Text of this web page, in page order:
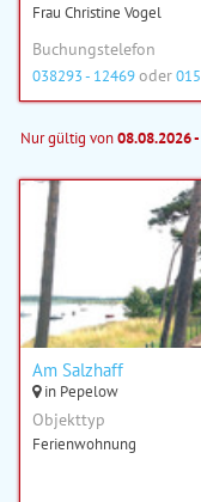
Frau Christine Vogel
Buchungstelefon
038293 - 12469oder
Nur gültig von08.08.2026
Am Salzhaff
in Pepelow
Objekttyp
Ferienwohnung